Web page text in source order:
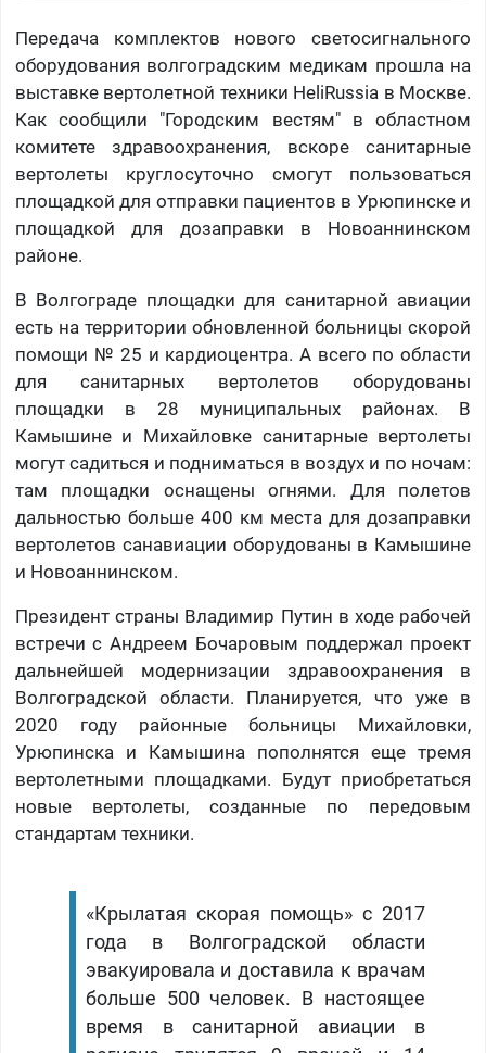
Передача комплектов нового светосигнального
оборудования волгоградским медикам прошла на
выставке вертолетной техники HeliRussia в Москве.
Как сообщили "Городским вестям" в областном
комитете здравоохранения, вскоре санитарные
вертолеты круглосуточно смогут пользоваться
площадкой для отправки пациентов в Урюпинске и
площадкой для дозаправки в Новоаннинском
районе.
В Волгограде площадки для санитарной авиации
есть на территории обновленной больницы скорой
помощи № 25 и кардиоцентра. А всего по области
для санитарных вертолетов оборудованы
площадки в 28 муниципальных районах. В
Камышине и Михайловке санитарные вертолеты
могут садиться и подниматься в воздух и по ночам:
там площадки оснащены огнями. Для полетов
дальностью больше 400 км места для дозаправки
вертолетов санавиации оборудованы в Камышине
и Новоаннинском.
Президент страны Владимир Путин в ходе рабочей
встречи с Андреем Бочаровым поддержал проект
дальнейшей модернизации здравоохранения в
Волгоградской области. Планируется, что уже в
2020 году районные больницы Михайловки,
Урюпинска и Камышина пополнятся еще тремя
вертолетными площадками. Будут приобретаться
новые вертолеты, созданные по передовым
стандартам техники.
«Крылатая скорая помощь» с 2017
года в Волгоградской области
эвакуировала и доставила к врачам
больше 500 человек. В настоящее
время в санитарной авиации в